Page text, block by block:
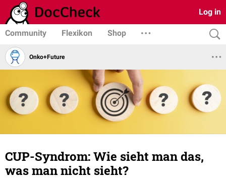
Log in
Community Flexikon Shop
Onko+Future
CUP-Syndrom: Wie sieht man das,
was man nicht sieht?